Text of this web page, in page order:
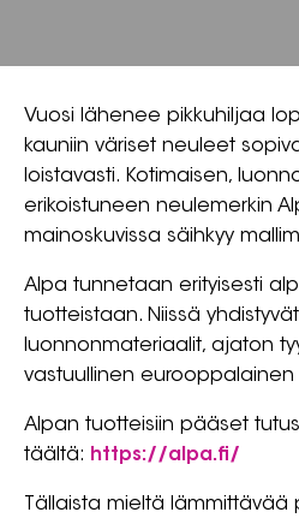
Vuosi lähenee pikkuhiljaa
kauniin väriset neuleet
loistavasti. Kotimaisen,
erikoistuneen neulemerkin
mainoskuvissa säihkyy
Alpa tunnetaan erityisesti
tuotteistaan. Niissä
luonnonmateriaalit, ajaton
vastuullinen eurooppalainen
Alpan tuotteisiin pääset
täältä: https://alpa.fi/
Tällaista mieltä